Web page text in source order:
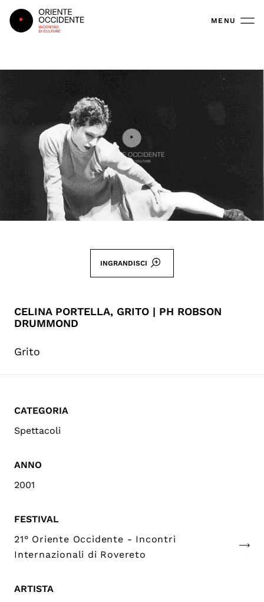
Oriente Occidente MENU
INGRANDISCI
CELINA PORTELLA, GRITO | PH ROBSON
DRUMMOND
Grito
CATEGORIA
Spettacoli
ANNO
2001
FESTIVAL
21° Oriente Occidente - Incontri
Internazionali di Rovereto
ARTISTA